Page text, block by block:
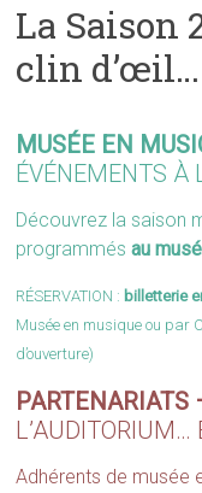
La Saison
clin d’œil…
MUSÉE EN
ÉVÉNEMENTS À
Découvrez la saison
programmésau
RÉSERVATION : billetterie
Musée en musique ou par
d’ouverture)
L’AUDITORIUM…
Adhérents de musée